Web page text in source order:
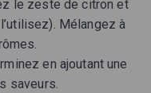
le zeste de citron et
Mélangez à
en ajoutant une
saveurs.